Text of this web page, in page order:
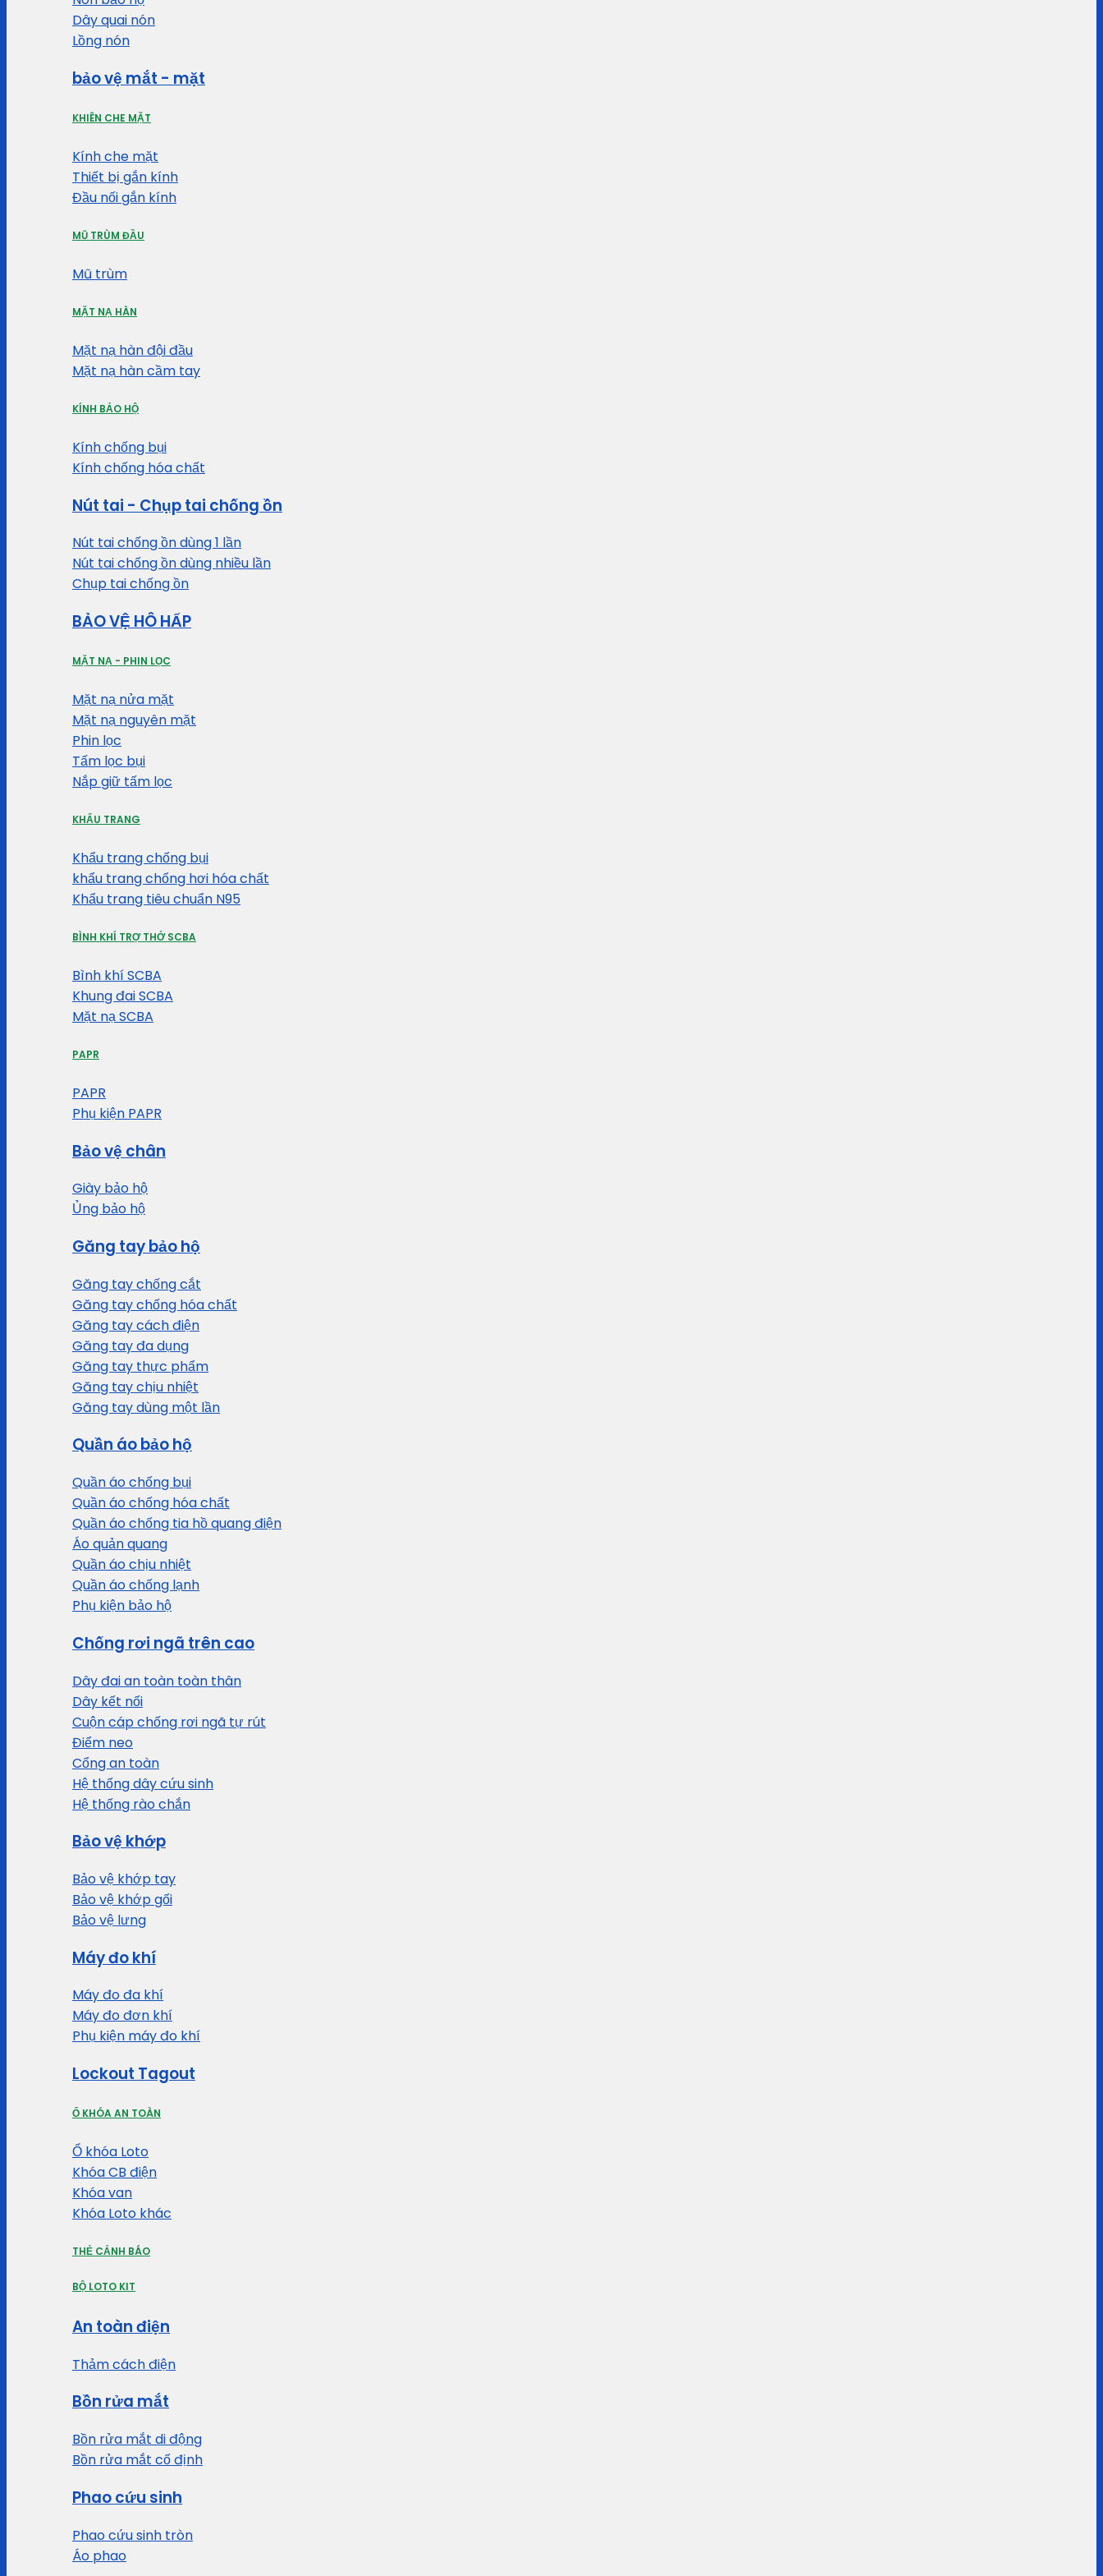
Dây quai nón
Lồng nón
bảo vệ mắt - mặt
KHIÊN CHE MẶT
Kính che mặt
Thiết bị gắn kính
Đầu nối gắn kính
MŨ TRÙM ĐẦU
Mũ trùm
MẶT NẠ HÀN
Mặt nạ hàn đội đầu
Mặt nạ hàn cầm tay
KÍNH BẢO HỘ
Kính chống bụi
Kính chống hóa chất
Nút tai - Chụp tai chống ồn
Nút tai chống ồn dùng 1 lần
Nút tai chống ồn dùng nhiều lần
Chụp tai chống ồn
BẢO VỆ HÔ HẤP
MẶT NẠ - PHIN LỌC
Mặt nạ nửa mặt
Mặt nạ nguyên mặt
Phin lọc
Tấm lọc bụi
Nắp giữ tấm lọc
KHẨU TRANG
Khẩu trang chống bụi
khẩu trang chống hơi hóa chất
Khẩu trang tiêu chuẩn N95
BÌNH KHÍ TRỢ THỞ SCBA
Bình khí SCBA
Khung đai SCBA
Mặt nạ SCBA
PAPR
PAPR
Phụ kiện PAPR
Bảo vệ chân
Giày bảo hộ
Ủng bảo hộ
Găng tay bảo hộ
Găng tay chống cắt
Găng tay chống hóa chất
Găng tay cách điện
Găng tay đa dụng
Găng tay thực phẩm
Găng tay chịu nhiệt
Găng tay dùng một lần
Quần áo bảo hộ
Quần áo chống bụi
Quần áo chống hóa chất
Quần áo chống tia hồ quang điện
Áo quản quang
Quần áo chịu nhiệt
Quần áo chống lạnh
Phụ kiện bảo hộ
Chống rơi ngã trên cao
Dây đai an toàn toàn thân
Dây kết nối
Cuộn cáp chống rơi ngã tự rút
Điểm neo
Cổng an toàn
Hệ thống dây cứu sinh
Hệ thống rào chắn
Bảo vệ khớp
Bảo vệ khớp tay
Bảo vệ khớp gối
Bảo vệ lưng
Máy đo khí
Máy đo đa khí
Máy đo đơn khí
Phụ kiện máy đo khí
Lockout Tagout
Ổ KHÓA AN TOÀN
Ổ khóa Loto
Khóa CB điện
Khóa van
Khóa Loto khác
THẺ CẢNH BÁO
BỘ LOTO KIT
An toàn điện
Thảm cách điện
Bồn rửa mắt
Bồn rửa mắt di động
Bồn rửa mắt cố định
Phao cứu sinh
Phao cứu sinh tròn
Áo phao